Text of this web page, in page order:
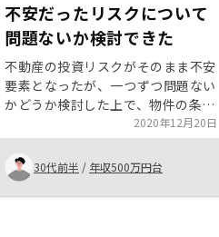
不安だったリスクについて
問題ないか検討できた
不動産の投資リスクがそのまま不安
要素となったが、一つずつ問題ない
かどうか検討した上で、物件の条件
もまあまあ良かったことから購入に
踏み切った。株主優待制度で成約
時、価格割引(もしくはキャッシュ
バック、ギフト券など)があるとい
い。
2020年12月20日
30代前半 / 年収500万円台